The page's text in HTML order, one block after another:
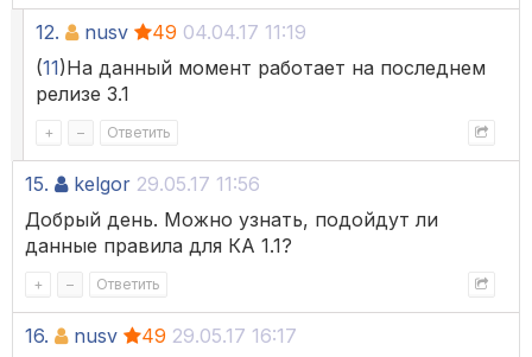
12. nusv 49 04.04.17 11:19
(11)На данный момент работает на последнем
релизе 3.1
+ – Ответить
15. kelgor 29.05.17 11:56
Добрый день. Можно узнать, подойдут ли
данные правила для КА 1.1?
+ – Ответить
16. nusv 49 29.05.17 16:17